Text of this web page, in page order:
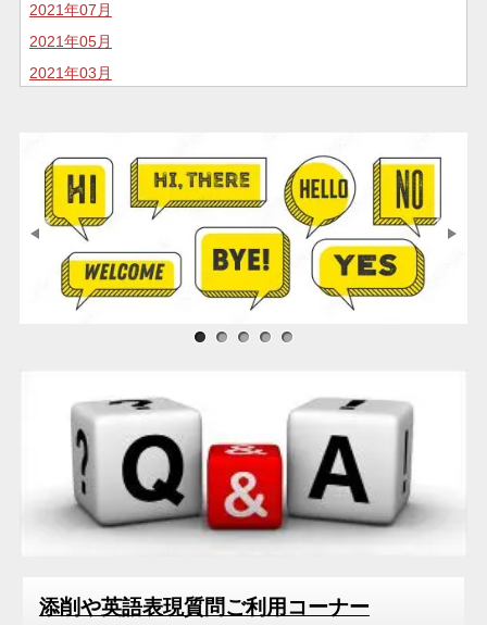
2021年07月
2021年05月
2021年03月
2020年07月
2020年05月
2020年04月
2020年02月
2020年01月
2018年04月
2018年01月
2016年12月
サンプル画像1
サンプル画像2
サンプル画像3
添削や英語表現質問ご利用コーナー